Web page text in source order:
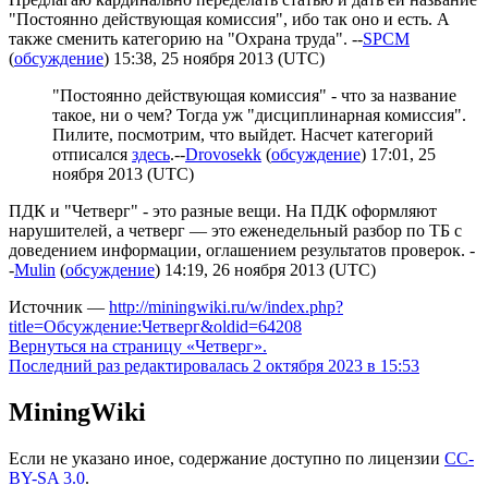
"Постоянно действующая комиссия", ибо так оно и есть. А
также сменить категорию на "Охрана труда". --SPCM
(обсуждение) 15:38, 25 ноября 2013 (UTC)
"Постоянно действующая комиссия" - что за название
такое, ни о чем? Тогда уж "дисциплинарная комиссия".
Пилите, посмотрим, что выйдет. Насчет категорий
отписался здесь.--Drovosekk (обсуждение) 17:01, 25
ноября 2013 (UTC)
ПДК и "Четверг" - это разные вещи. На ПДК оформляют
нарушителей, а четверг — это еженедельный разбор по ТБ с
доведением информации, оглашением результатов проверок. -
-Mulin (обсуждение) 14:19, 26 ноября 2013 (UTC)
Источник — http://miningwiki.ru/w/index.php?
title=Обсуждение:Четверг&oldid=64208
Вернуться на страницу «Четверг».
Последний раз редактировалась 2 октября 2023 в 15:53
MiningWiki
Если не указано иное, содержание доступно по лицензии CC-
BY-SA 3.0.